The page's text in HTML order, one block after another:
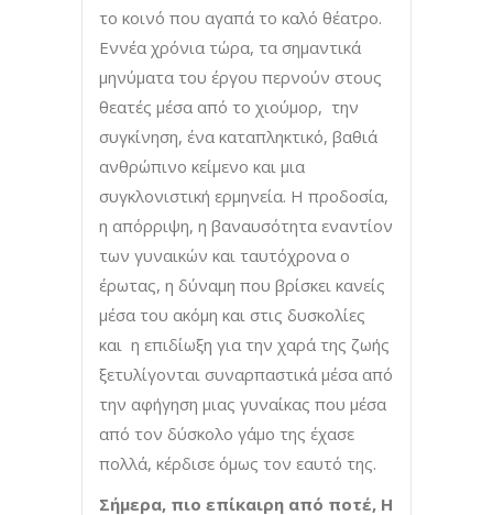
το κοινό που αγαπά το καλό θέατρο.
Εννέα χρόνια τώρα, τα σημαντικά
μηνύματα του έργου περνούν στους
θεατές μέσα από το χιούμορ, την
συγκίνηση, ένα καταπληκτικό, βαθιά
ανθρώπινο κείμενο και μια
συγκλονιστική ερμηνεία. Η προδοσία,
η απόρριψη, η βαναυσότητα εναντίον
των γυναικών και ταυτόχρονα ο
έρωτας, η δύναμη που βρίσκει κανείς
μέσα του ακόμη και στις δυσκολίες
και η επιδίωξη για την χαρά της ζωής
ξετυλίγονται συναρπαστικά μέσα από
την αφήγηση μιας γυναίκας που μέσα
από τον δύσκολο γάμο της έχασε
πολλά, κέρδισε όμως τον εαυτό της.
Σήμερα, πιο επίκαιρη από ποτέ, Η